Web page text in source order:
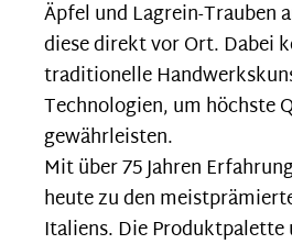
Äpfel und Lagrein-Trauben
diese direkt vor Ort. Dabei
traditionelle
Technologien, um höchste
gewährleisten.
Mit über 75 Jahren
heute zu den
Italiens. Die Produktpalette